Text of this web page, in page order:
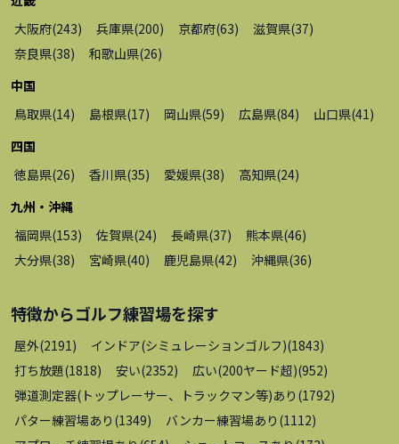
大阪府(243) 兵庫県(200) 京都府(63) 滋賀県(37)
奈良県(38) 和歌山県(26)
中国
鳥取県(14) 島根県(17) 岡山県(59) 広島県(84) 山口県(41 )
四国
徳島県(26) 香川県(35) 愛媛県(38) 高知県(24)
九州・沖縄
福岡県(153) 佐賀県(24) 長崎県(37) 熊本県(46)
大分県(38) 宮崎県(40) 鹿児島県(42) 沖縄県(36)
特徴からゴルフ練習場を探す
屋外(2191 ) インドア(シミュレーションゴルフ)(1843)
打ち放題(1818) 安い(2352) 広い(200ヤード超)(952)
弾道測定器(トップレーサー、トラックマン等)あり (1792)
パター練習場あり (1349) バンカー練習場あり (1112)